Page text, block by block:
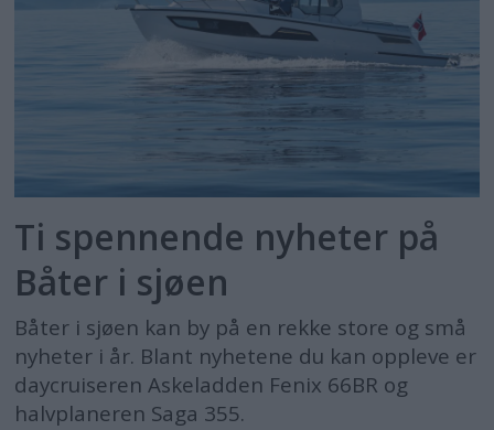
Ti spennende nyheter på
Båter i sjøen
Båter i sjøen kan by på en rekke store og små
nyheter i år. Blant nyhetene du kan oppleve er
daycruiseren Askeladden Fenix 66BR og
halvplaneren Saga 355.